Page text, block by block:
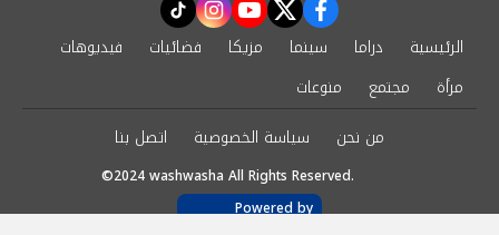
facebook
twitter
youtube
instagram
tiktok
الرئيسية دراما سينما مزيكا فضائيات
فيديوهات
مرأة
مجتمع
منوعات
من نحن
سياسة الخصوصية اتصل بنا
©2024 washwasha All Rights Reserved.
Powered by